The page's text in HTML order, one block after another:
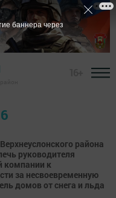
района
руководителя
компании к
за несвоевременную
домов от снега и льда
баннера через